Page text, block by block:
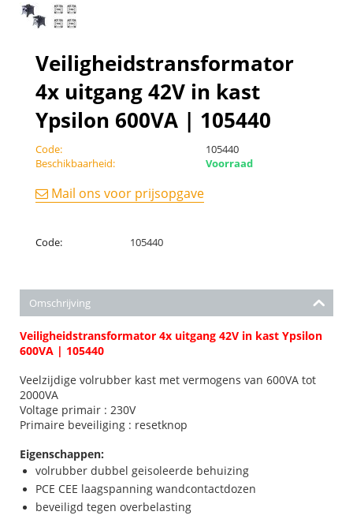
Veiligheidstransformator
4x uitgang 42V in kast
Ypsilon 600VA | 105440
Code:
105440
Beschikbaarheid:
Voorraad
Mail ons voor prijsopgave
Code: 105440
Omschrijving
Veiligheidstransformator 4x uitgang 42V in kast Ypsilon
600VA | 105440
Veelzijdige volrubber kast met vermogens van 600VA tot
2000VA
Voltage primair : 230V
Primaire beveiliging : resetknop
Eigenschappen:
volrubber dubbel geisoleerde behuizing
PCE CEE laagspanning wandcontactdozen
beveiligd tegen overbelasting